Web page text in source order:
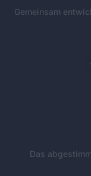
Gemeinsam
Das